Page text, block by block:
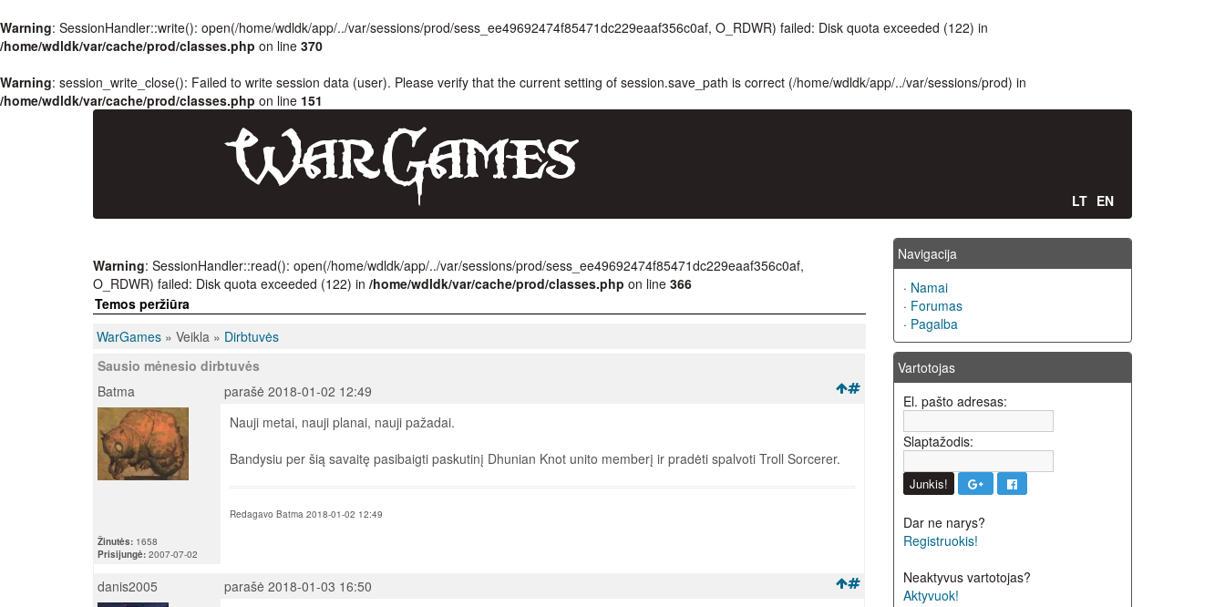
Warning: SessionHandler::write(): open(/home/wdldk/app/../var/sessions/prod/sess_ee49692474f85471dc229eaaf356c0af, O_RDWR) failed: Disk quota exceeded (122) in
/home/wdldk/var/cache/prod/classes.php on line 370
Warning: session_write_close(): Failed to write session data (user). Please verify that the current setting of session.save_path is correct (/home/wdldk/app/../var/sessions/prod) in
/home/wdldk/var/cache/prod/classes.php on line 151
LT EN
Warning: SessionHandler::read(): open(/home/wdldk/app/../var/sessions/prod/sess_ee49692474f85471dc229eaaf356c0af,
O_RDWR) failed: Disk quota exceeded (122) in /home/wdldk/var/cache/prod/classes.php on line 366
Temos peržiūra
WarGames » Veikla » Dirbtuvės
Sausio mėnesio dirbtuvės
Batma
parašė 2018-01-02 12:49
Žinutės: 1658
Prisijungė: 2007-07-02
Nauji metai, nauji planai, nauji pažadai.
Bandysiu per šią savaitę pasibaigti paskutinį Dhunian Knot unito memberį ir pradėti spalvoti Troll Sorcerer.
Redagavo Batma 2018-01-02 12:49
danis2005 parašė 2018-01-03 16:50
Navigacija
· Namai
· Forumas
· Pagalba
Vartotojas
El. pašto adresas:
Slaptažodis:
Dar ne narys?
Registruokis!
Neaktyvus vartotojas?
Aktyvuok!